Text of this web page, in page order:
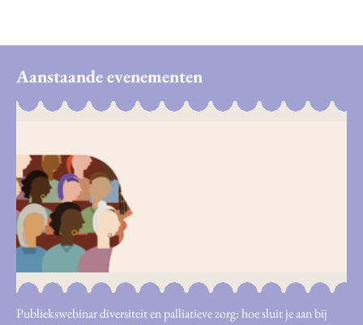
Aanstaande evenementen
Publiekswebinar diversiteit en palliatieve zorg: hoe sluit je aan bij